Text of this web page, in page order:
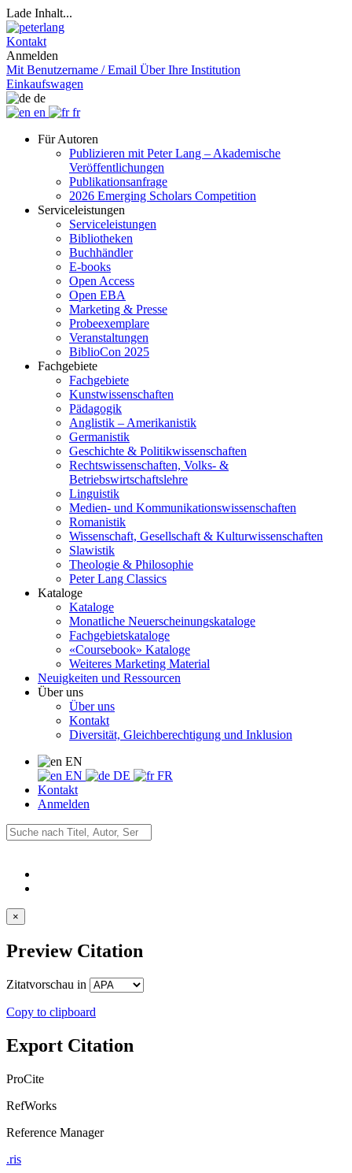
Lade Inhalt...
Kontakt
Anmelden
Mit Benutzername / Email Über Ihre Institution
Einkaufswagen
de
en
fr
Für Autoren
Publizieren mit Peter Lang – Akademische
Veröffentlichungen
Publikationsanfrage
2026 Emerging Scholars Competition
Serviceleistungen
Serviceleistungen
Bibliotheken
Buchhändler
E-books
Open Access
Open EBA
Marketing & Presse
Probeexemplare
Veranstaltungen
BiblioCon 2025
Fachgebiete
Fachgebiete
Kunstwissenschaften
Pädagogik
Anglistik – Amerikanistik
Germanistik
Geschichte & Politikwissenschaften
Rechtswissenschaften, Volks- &
Betriebswirtschaftslehre
Linguistik
Medien- und Kommunikationswissenschaften
Romanistik
Wissenschaft, Gesellschaft & Kulturwissenschaften
Slawistik
Theologie & Philosophie
Peter Lang Classics
Kataloge
Kataloge
Monatliche Neuerscheinungskataloge
Fachgebietskataloge
«Coursebook» Kataloge
Weiteres Marketing Material
Neuigkeiten und Ressourcen
Über uns
Über uns
Kontakt
Diversität, Gleichberechtigung und Inklusion
EN
EN
DE
FR
Kontakt
Anmelden
×
Preview Citation
Zitatvorschau in
Copy to clipboard
Export Citation
ProCite
RefWorks
Reference Manager
.ris